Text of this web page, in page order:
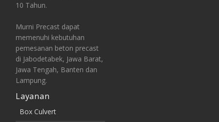
10 Tahun.
Murni Precast dapat
memenuhi kebutuhan
pemesanan beton precast
di Jabodetabek, Jawa Barat,
Jawa Tengah, Banten dan
Lampung.
Layanan
Box Culvert